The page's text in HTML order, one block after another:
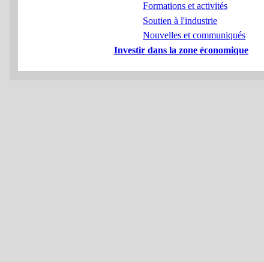
Formations et activités
Soutien à l'industrie
Nouvelles et communiqués
Investir dans la zone économique